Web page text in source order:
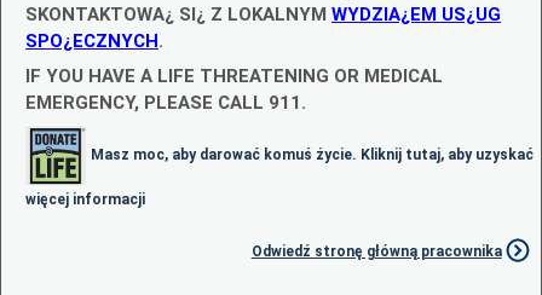
SKONTAKTOWA¿ SI¿ Z LOKALNYM WYDZIA¿EM US¿UG
SPO¿ECZNYCH.
IF YOU HAVE A LIFE THREATENING OR MEDICAL
EMERGENCY, PLEASE CALL 911.
Masz moc, aby darować komuś życie. Kliknij tutaj, aby uzyskać
więcej informacji
Odwiedź stronę główną pracownika